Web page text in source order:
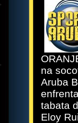
na
Aruba
tabata
Eloy